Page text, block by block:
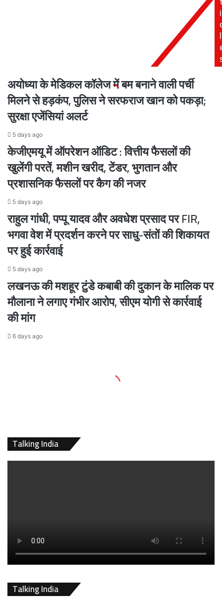
i
l
अयोध्या के मेडिकल कॉलेज में बम बनाने वाली पर्ची
मिलने से हड़कंप, पुलिस ने सरफराज खान को पकड़ा;
सुरक्षा एजेंसियां अलर्ट
5 days ago
केजीएमयू में ऑपरेशन ऑडिट : वित्तीय फैसलों की
खुलेंगी परतें, मशीन खरीद, टेंडर, भुगतान और
प्रशासनिक फैसलों पर कैग की नजर
5 days ago
राहुल गांधी, पप्पू यादव और अवधेश प्रसाद पर FIR,
भगवा वेश में प्रदर्शन करने पर साधु-संतों की शिकायत
पर हुई कार्रवाई
5 days ago
लखनऊ की मशहूर टुंडे कबाबी की दुकान के मालिक पर
मौलाना ने लगाए गंभीर आरोप, सीएम योगी से कार्रवाई
की मांग
6 days ago
Talking India
Talking India